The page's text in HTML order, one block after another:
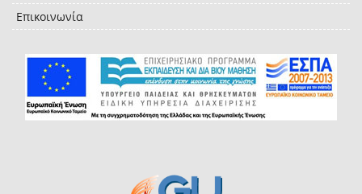
Επικοινωνία